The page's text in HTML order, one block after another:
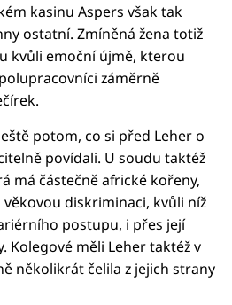
kasinu Aspers však tak
ostatní. Zmíněná žena totiž
kvůli emoční újmě, kterou
záměrně
potom, co si před Leher o
povídali. U soudu taktéž
má částečně africké kořeny,
diskriminaci, kvůli níž
postupu, i přes její
Kolegové měli Leher taktéž v
několikrát čelila z jejich strany